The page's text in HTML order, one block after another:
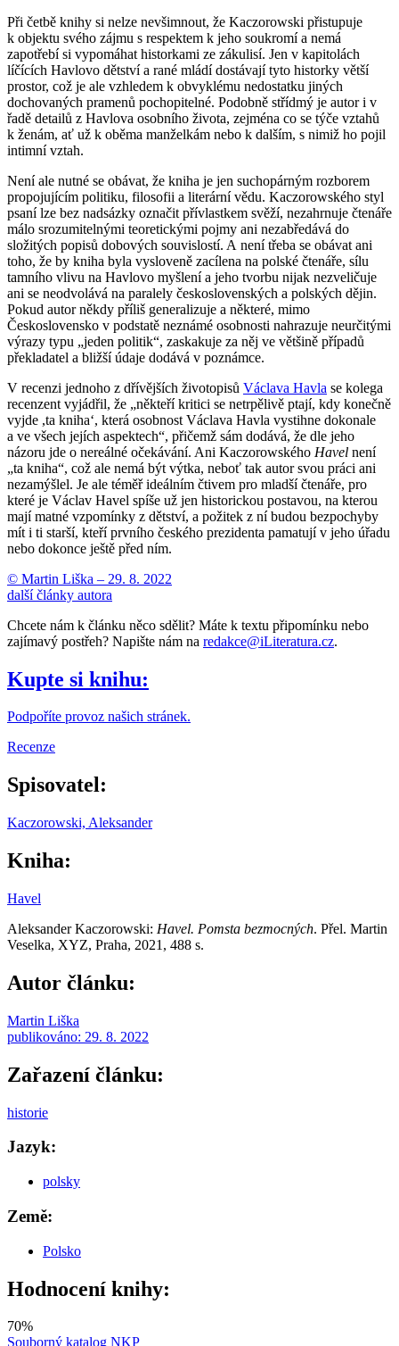
Při četbě knihy si nelze nevšimnout, že Kaczorowski přistupuje
k objektu svého zájmu s respektem k jeho soukromí a nemá
zapotřebí si vypomáhat historkami ze zákulisí. Jen v kapitolách
líčících Havlovo dětství a rané mládí dostávají tyto historky větší
prostor, což je ale vzhledem k obvyklému nedostatku jiných
dochovaných pramenů pochopitelné. Podobně střídmý je autor i v
řadě detailů z Havlova osobního života, zejména co se týče vztahů
k ženám, ať už k oběma manželkám nebo k dalším, s nimiž ho pojil
intimní vztah.
Není ale nutné se obávat, že kniha je jen suchopárným rozborem
propojujícím politiku, filosofii a literární vědu. Kaczorowského styl
psaní lze bez nadsázky označit přívlastkem svěží, nezahrnuje čtenáře
málo srozumitelnými teoretickými pojmy ani nezabředává do
složitých popisů dobových souvislostí. A není třeba se obávat ani
toho, že by kniha byla vysloveně zacílena na polské čtenáře, sílu
tamního vlivu na Havlovo myšlení a jeho tvorbu nijak nezveličuje
ani se neodvolává na paralely československých a polských dějin.
Pokud autor někdy příliš generalizuje a některé, mimo
Československo v podstatě neznámé osobnosti nahrazuje neurčitými
výrazy typu „jeden politik“, zaskakuje za něj ve většině případů
překladatel a bližší údaje dodává v poznámce.
V recenzi jednoho z dřívějších životopisů Václava Havla se kolega
recenzent vyjádřil, že „někteří kritici se netrpělivě ptají, kdy konečně
vyjde ,ta kniha‘, která osobnost Václava Havla vystihne dokonale
a ve všech jejích aspektech“, přičemž sám dodává, že dle jeho
názoru jde o nereálné očekávání. Ani Kaczorowského Havel není
„ta kniha“, což ale nemá být výtka, neboť tak autor svou práci ani
nezamýšlel. Je ale téměř ideálním čtivem pro mladší čtenáře, pro
které je Václav Havel spíše už jen historickou postavou, na kterou
mají matné vzpomínky z dětství, a požitek z ní budou bezpochyby
mít i ti starší, kteří prvního českého prezidenta pamatují v jeho úřadu
nebo dokonce ještě před ním.
© Martin Liška – 29. 8. 2022
další články autora
Chcete nám k článku něco sdělit? Máte k textu připomínku nebo
zajímavý postřeh? Napište nám na redakce@iLiteratura.cz.
Kupte si knihu:
Podpoříte provoz našich stránek.
Recenze
Spisovatel:
Kaczorowski, Aleksander
Kniha:
Havel
Aleksander Kaczorowski: Havel. Pomsta bezmocných. Přel. Martin
Veselka, XYZ, Praha, 2021, 488 s.
Autor článku:
Martin Liška
publikováno: 29. 8. 2022
Zařazení článku:
historie
Jazyk:
polsky
Země:
Polsko
Hodnocení knihy:
70%
Souborný katalog NKP